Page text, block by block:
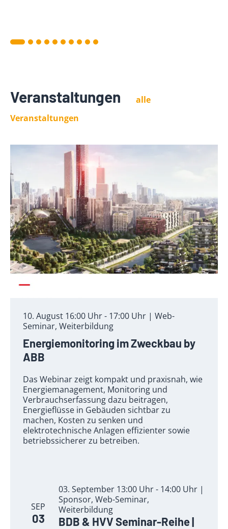
Veranstaltungen
alle
Veranstaltungen
10. August 16:00 Uhr - 17:00 Uhr | Web-
Seminar, Weiterbildung
Energiemonitoring im Zweckbau by
ABB
Das Webinar zeigt kompakt und praxisnah, wie
Energiemanagement, Monitoring und
Verbrauchserfassung dazu beitragen,
Energieflüsse in Gebäuden sichtbar zu
machen, Kosten zu senken und
elektrotechnische Anlagen effizienter sowie
betriebssicherer zu betreiben.
SEP
03
03. September 13:00 Uhr - 14:00 Uhr |
Sponsor, Web-Seminar,
Weiterbildung
BDB & HVV Seminar-Reihe |